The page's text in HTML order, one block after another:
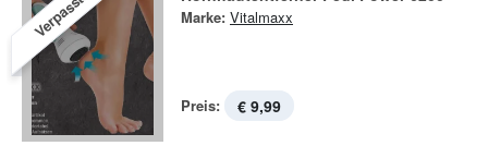
Verpasst! Marke: Vitalmaxx
Preis: € 9,99